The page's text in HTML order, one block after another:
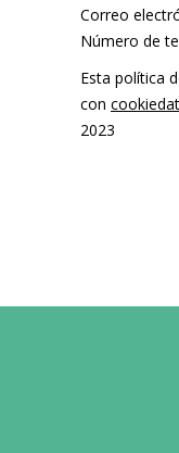
Correo
Número de
Esta política
con
2023